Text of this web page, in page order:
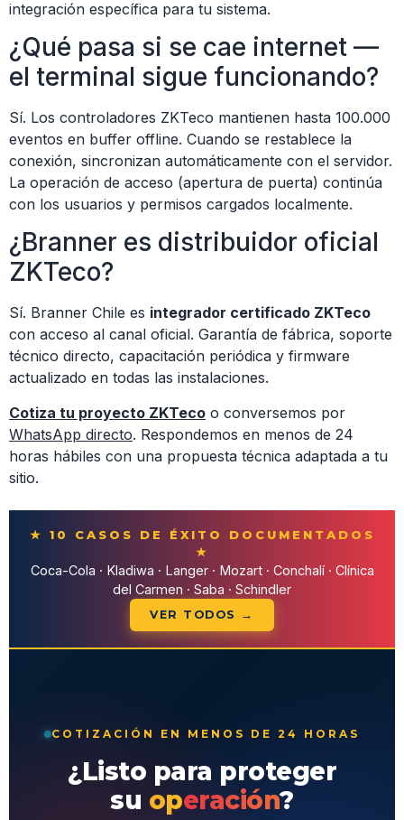
integración específica para tu sistema.
¿Qué pasa si se cae internet —
el terminal sigue funcionando?
Sí. Los controladores ZKTeco mantienen hasta 100.000
eventos en buffer offline. Cuando se restablece la
conexión, sincronizan automáticamente con el servidor.
La operación de acceso (apertura de puerta) continúa
con los usuarios y permisos cargados localmente.
¿Branner es distribuidor oficial
ZKTeco?
Sí. Branner Chile es integrador certificado ZKTeco
con acceso al canal oficial. Garantía de fábrica, soporte
técnico directo, capacitación periódica y firmware
actualizado en todas las instalaciones.
Cotiza tu proyecto ZKTeco o conversemos por
WhatsApp directo. Respondemos en menos de 24
horas hábiles con una propuesta técnica adaptada a tu
sitio.
★ 10 CASOS DE ÉXITO DOCUMENTADOS
★
Coca-Cola · Kladiwa · Langer · Mozart · Conchalí · Clínica
del Carmen · Saba · Schindler
VER TODOS →
COTIZACIÓN EN MENOS DE 24 HORAS
¿Listo para proteger
su operación?